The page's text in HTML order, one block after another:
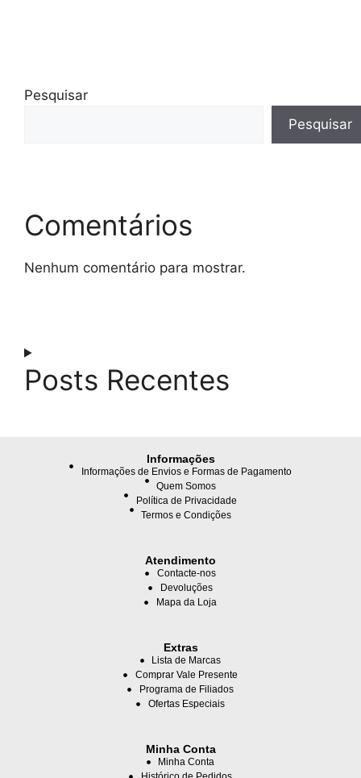
Pesquisar
Pesquisar
Comentários
Nenhum comentário para mostrar.
Posts Recentes
Informações
Informações de Envios e Formas de Pagamento
Quem Somos
Política de Privacidade
Termos e Condições
Atendimento
Contacte-nos
Devoluções
Mapa da Loja
Extras
Lista de Marcas
Comprar Vale Presente
Programa de Filiados
Ofertas Especiais
Minha Conta
Minha Conta